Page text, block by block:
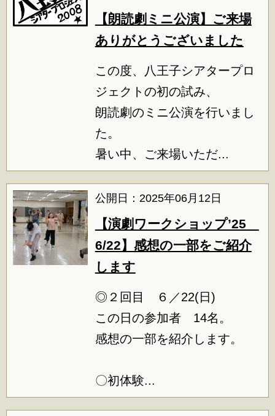
【朗読劇ミニ公演】ご来場
ありがとうございました
この度、八王子シアタープロ
ジェクトの初の試み、
朗読劇のミニ公演を行いまし
た。
暑い中、ご来場いただ...
公開日：2025年06月12日
【演劇ワークショップ’25
6/22】感想の一部をご紹介
します
◎２回目 ６／22(日)
この日の参加者 14名。
感想の一部を紹介します。
〇初体験...